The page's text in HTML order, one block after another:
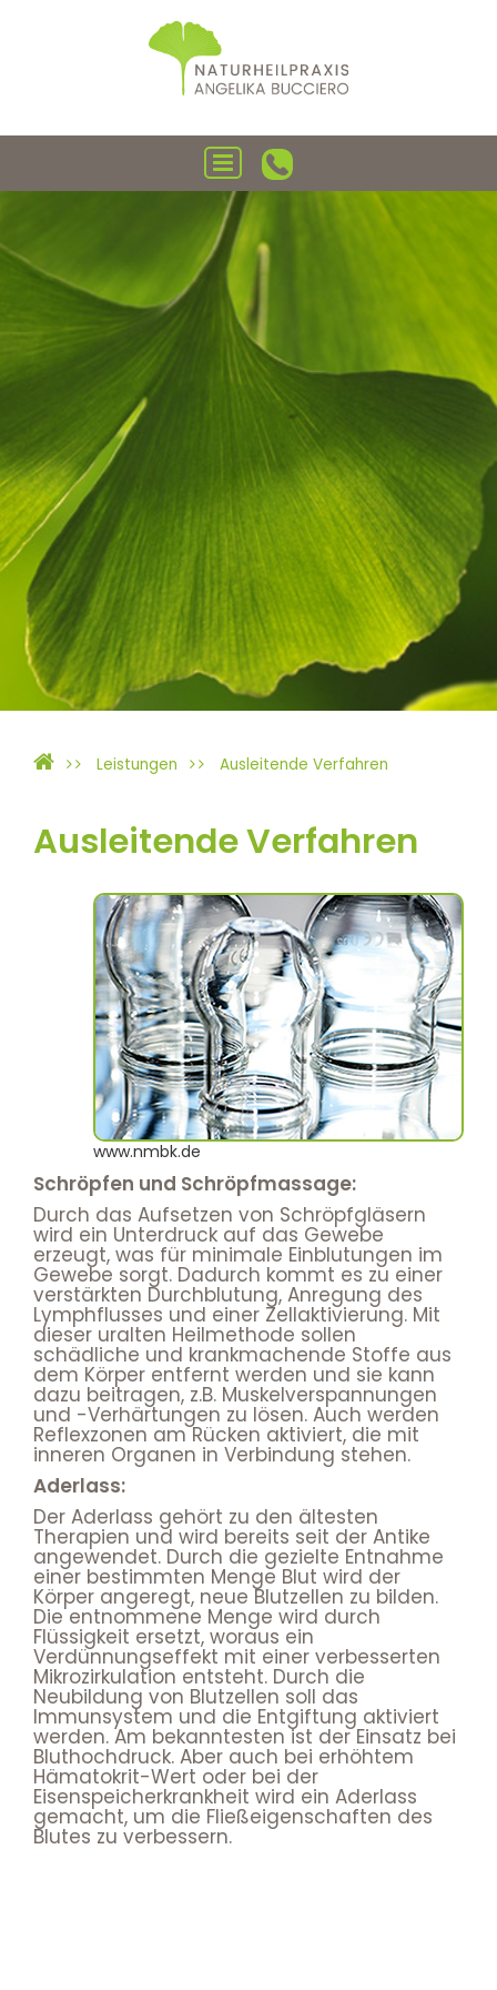
Leistungen Ausleitende Verfahren
Ausleitende Verfahren
www.nmbk.de
Schröpfen und Schröpfmassage:
Durch das Aufsetzen von Schröpfgläsern
wird ein Unterdruck auf das Gewebe
erzeugt, was für minimale Einblutungen im
Gewebe sorgt. Dadurch kommt es zu einer
verstärkten Durchblutung, Anregung des
Lymphflusses und einer Zellaktivierung. Mit
dieser uralten Heilmethode sollen
schädliche und krankmachende Stoffe aus
dem Körper entfernt werden und sie kann
dazu beitragen, z.B. Muskelverspannungen
und -Verhärtungen zu lösen. Auch werden
Reflexzonen am Rücken aktiviert, die mit
inneren Organen in Verbindung stehen.
Aderlass:
Der Aderlass gehört zu den ältesten
Therapien und wird bereits seit der Antike
angewendet. Durch die gezielte Entnahme
einer bestimmten Menge Blut wird der
Körper angeregt, neue Blutzellen zu bilden.
Die entnommene Menge wird durch
Flüssigkeit ersetzt, woraus ein
Verdünnungseffekt mit einer verbesserten
Mikrozirkulation entsteht. Durch die
Neubildung von Blutzellen soll das
Immunsystem und die Entgiftung aktiviert
werden. Am bekanntesten ist der Einsatz bei
Bluthochdruck. Aber auch bei erhöhtem
Hämatokrit-Wert oder bei der
Eisenspeicherkrankheit wird ein Aderlass
gemacht, um die Fließeigenschaften des
Blutes zu verbessern.